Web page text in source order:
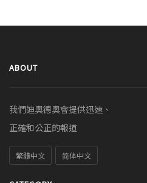
ABOUT
我們迪奧德奧會提供迅速、
正確和公正的報道
繁體中文 简体中文